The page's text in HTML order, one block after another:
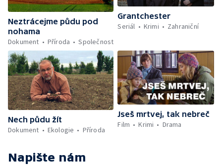
Neztrácejme půdu pod
nohama
Dokument
Příroda Společnost
Grantchester
Seriál
Krimi Zahraniční
Nech půdu žít
Dokument
Ekologie Příroda
Jseš mrtvej, tak nebreč
Film
Krimi Drama
Napište nám